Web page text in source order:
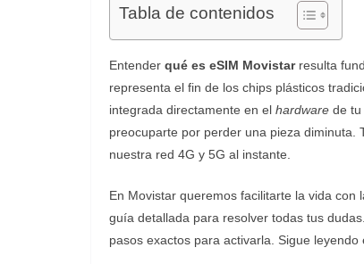
Tabla de contenidos
Entender qué es eSIM Movistarresulta
representa el fin de los chips plásticos
integrada directamente en el hardware de tu
preocuparte por perder una pieza diminuta.
nuestra red 4G y 5G al instante.
En Movistar queremos facilitarte la vida
guía detallada para resolver todas tus
pasos exactos para activarla. Sigue